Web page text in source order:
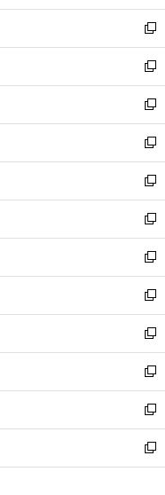
開
く
ウ
で
開
く
ン
ド
ウ
で
開
く
新
し
い
ウ
ィ
ン
ド
ウ
で
開
く
新
し
い
ウ
ィ
ン
ド
ウ
で
開
く
新
し
い
ウ
ィ
ン
ド
ウ
で
開
く
新
し
い
ウ
ィ
ン
ド
ウ
で
開
く
新
し
い
ウ
ィ
ン
ド
ウ
で
開
く
新
し
い
ウ
ィ
ン
ド
ウ
で
開
く
新
し
い
ウ
ィ
ン
ド
ウ
で
開
く
新
し
い
ウ
ィ
ン
ド
ウ
で
開
新
し
い
ウ
ィ
ン
ド
ウ
新
し
い
ウ
ィ
ン
新
し
い
ウ
新
し